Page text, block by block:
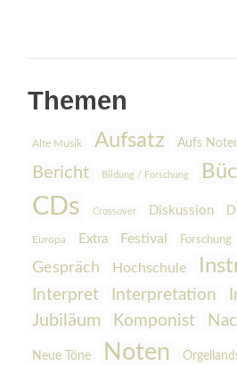
Themen
Alte Musik Aufsatz Aufs
Bericht Bildung / Forschung
CDs Crossover Diskussion
Europa Extra Festival Forschung
Gespräch Hochschule
Interpret Interpretation
Jubiläum
Komponist
Neue Töne Noten